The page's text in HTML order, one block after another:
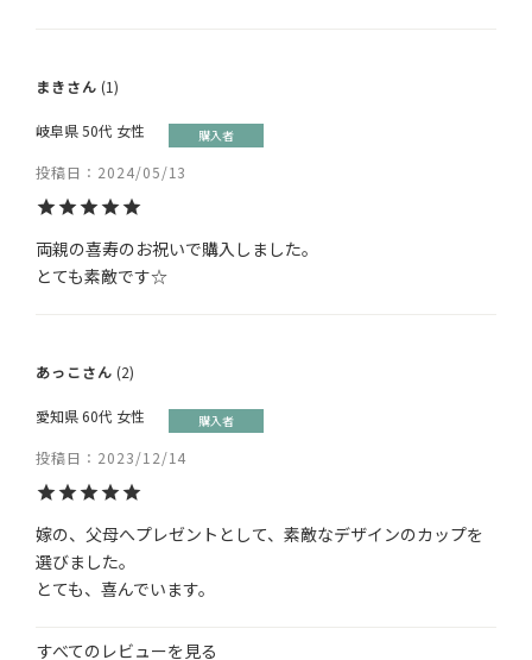
まき 1
購入者
岐阜県50代 女性
投稿日 2024/05/13
両親の喜寿のお祝いで購入しました。
とても素敵です☆
あっこ 2
購入者
愛知県60代 女性
投稿日 2023/12/14
嫁の、父母へプレゼントとして、素敵なデザインのカップを
選びました。
とても、喜んでいます。
すべてのレビューを見る